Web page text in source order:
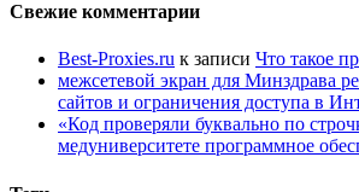
Свежие комментарии
Best-Proxies.ru к записи Что такое
межсетевой экран для Минздрава
сайтов и ограничения доступа в
«Код проверяли буквально по
медуниверситете программное